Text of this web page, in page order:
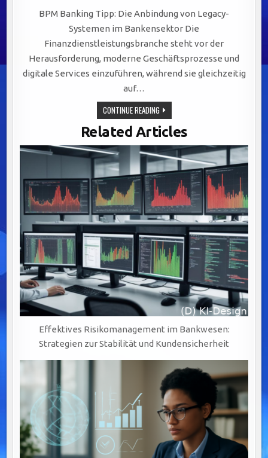
BPM Banking Tipp: Die Anbindung von Legacy-
Systemen im Bankensektor Die
Finanzdienstleistungsbranche steht vor der
Herausforderung, moderne Geschäftsprozesse und
digitale Services einzuführen, während sie gleichzeitig
auf…
CONTINUE READINGEFFIZIENTE
INTEGRATION
VON
LEGACY-
SYSTEMEN:
SCHLÜSSEL
ZU
AGILEM
BANKING
DURCH
LÖSUNGEN
Related Articles
Effektives Risikomanagement im Bankwesen:
Strategien zur Stabilität und Kundensicherheit